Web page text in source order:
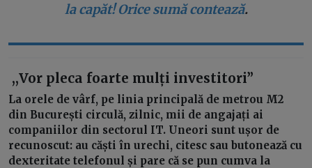
la capăt! Orice sumă contează.
,,Vor pleca foarte mulți investitori”
La orele de vârf, pe linia principală de metrou M2
din București circulă, zilnic, mii de angajați ai
companiilor din sectorul IT. Uneori sunt ușor de
recunoscut: au căști în urechi, citesc sau butonează cu
dexteritate telefonul și pare că se pun cumva la